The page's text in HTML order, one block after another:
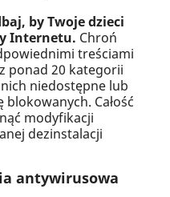
by Twoje dzieci
Internetu. Chroń
treściami
ponad 20 kategorii
niedostępne lub
Całość
modyfikacji
dezinstalacji
antywirusowa